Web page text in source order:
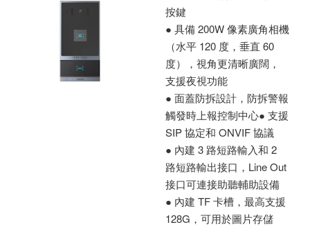
按鍵
● 具備 200W 像素廣角相機
（水平 120 度，垂直 60
度），視角更清晰廣闊，
支援夜視功能
● 面蓋防拆設計，防拆警報
觸發時上報控制中心● 支援
SIP 協定和 ONVIF 協議
● 內建 3 路短路輸入和 2
路短路輸出接口，Line Out
接口可連接助聽輔助設備
● 內建 TF 卡槽，最高支援
128G，可用於圖片存儲